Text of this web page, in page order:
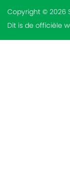
Copyright © 2026
Dit is de officiële